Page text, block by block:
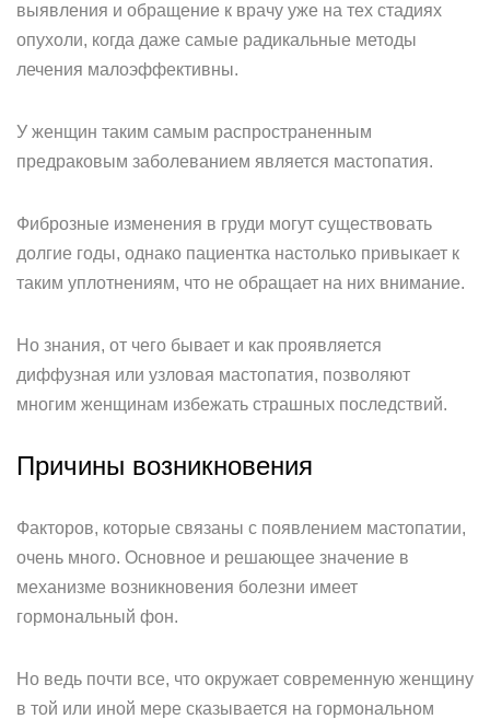
выявления и обращение к врачу уже на тех стадиях
опухоли, когда даже самые радикальные методы
лечения малоэффективны.
У женщин таким самым распространенным
предраковым заболеванием является мастопатия.
Фиброзные изменения в груди могут существовать
долгие годы, однако пациентка настолько привыкает к
таким уплотнениям, что не обращает на них внимание.
Но знания, от чего бывает и как проявляется
диффузная или узловая мастопатия, позволяют
многим женщинам избежать страшных последствий.
Причины возникновения
Факторов, которые связаны с появлением мастопатии,
очень много. Основное и решающее значение в
механизме возникновения болезни имеет
гормональный фон.
Но ведь почти все, что окружает современную женщину
в той или иной мере сказывается на гормональном